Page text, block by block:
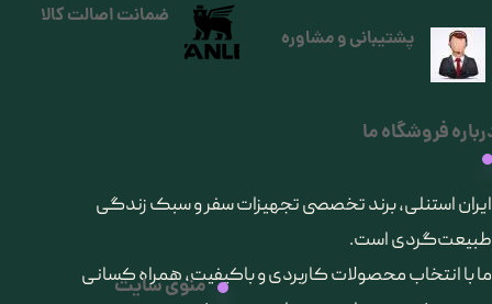
فروشگاه ما
​ایران استنلی، برند تخصصی تجهیزات سفر و سبک زندگی
طبیعت‌گردی است.
ما با انتخاب محصولات کاربردی و باکیفیت، همراه کسانی
منوی سایت
پشتیبانی و مشاوره
ضمانت اصالت کالا